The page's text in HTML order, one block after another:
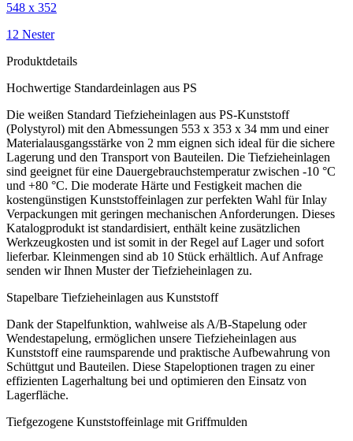
548 x 352
12 Nester
Produktdetails
Hochwertige Standardeinlagen aus PS
Die weißen Standard Tiefzieheinlagen aus PS-Kunststoff
(Polystyrol) mit den Abmessungen 553 x 353 x 34 mm und einer
Materialausgangsstärke von 2 mm eignen sich ideal für die sichere
Lagerung und den Transport von Bauteilen. Die Tiefzieheinlagen
sind geeignet für eine Dauergebrauchstemperatur zwischen -10 °C
und +80 °C. Die moderate Härte und Festigkeit machen die
kostengünstigen Kunststoffeinlagen zur perfekten Wahl für Inlay
Verpackungen mit geringen mechanischen Anforderungen. Dieses
Katalogprodukt ist standardisiert, enthält keine zusätzlichen
Werkzeugkosten und ist somit in der Regel auf Lager und sofort
lieferbar. Kleinmengen sind ab 10 Stück erhältlich. Auf Anfrage
senden wir Ihnen Muster der Tiefzieheinlagen zu.
Stapelbare Tiefzieheinlagen aus Kunststoff
Dank der Stapelfunktion, wahlweise als A/B-Stapelung oder
Wendestapelung, ermöglichen unsere Tiefzieheinlagen aus
Kunststoff eine raumsparende und praktische Aufbewahrung von
Schüttgut und Bauteilen. Diese Stapeloptionen tragen zu einer
effizienten Lagerhaltung bei und optimieren den Einsatz von
Lagerfläche.
Tiefgezogene Kunststoffeinlage mit Griffmulden